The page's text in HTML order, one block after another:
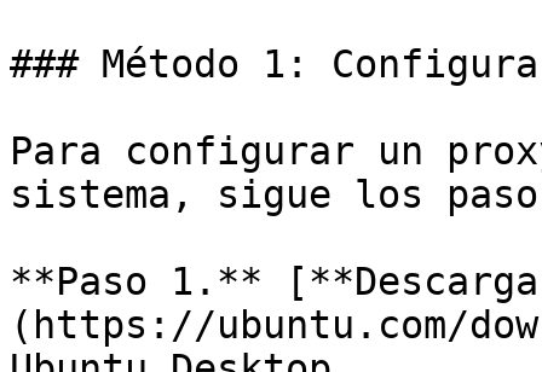
### Método 1:
Para configurar un
sistema, sigue los
**Paso 1.**
(https://ubuntu.com/